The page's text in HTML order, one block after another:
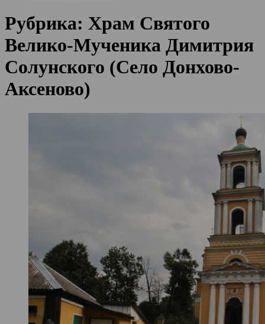
Рубрика: Храм Святого
Велико-Мученика Димитрия
Солунского (Село Донхово-
Аксеново)